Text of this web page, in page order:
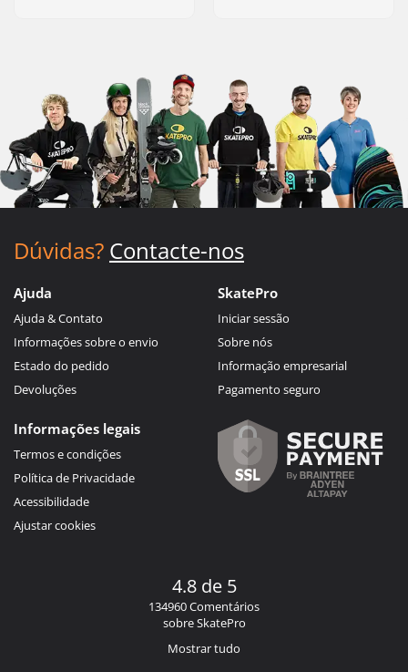
Dúvidas? Contacte-nos
Ajuda
Ajuda & Contato
Informações sobre o envio
Estado do pedido
Devoluções
SkatePro
Iniciar sessão
Sobre nós
Informação empresarial
Pagamento seguro
Informações legais
Termos e condições
Política de Privacidade
Acessibilidade
Ajustar cookies
4.8 de 5
134960 Comentários
sobre SkatePro
Mostrar tudo